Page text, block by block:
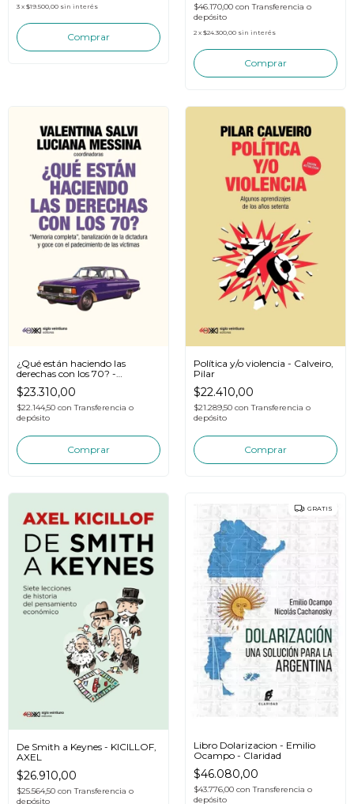
3 x $19.500,00 sin interés $46.170,00 con Transferencia o
depósito
2 x $24.300,00 sin interés
¿Qué están haciendo las
derechas con los 70? -
MESSINA, SALVI
$23.310,00
$22.144,50 con Transferencia o
depósito
Política y/o violencia - Calveiro,
Pilar
$22.410,00
$21.289,50 con Transferencia o
depósito
De Smith a Keynes - KICILLOF,
AXEL
$26.910,00
$25.564,50 con Transferencia o
depósito
GRATIS
Libro Dolarizacion - Emilio
Ocampo - Claridad
$46.080,00
$43.776,00 con Transferencia o
depósito